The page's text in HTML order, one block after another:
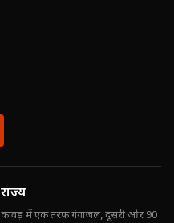
राज्य
कांवड़ में एक तरफ गंगाजल, दूसरी ओर 90